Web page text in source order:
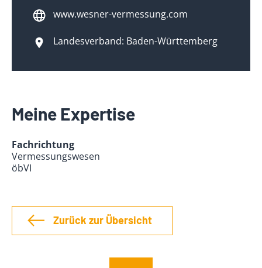
www.wesner-vermessung.com
Landesverband: Baden-Württemberg
Meine Expertise
Fachrichtung
Vermessungswesen
öbVI
Zurück zur Übersicht